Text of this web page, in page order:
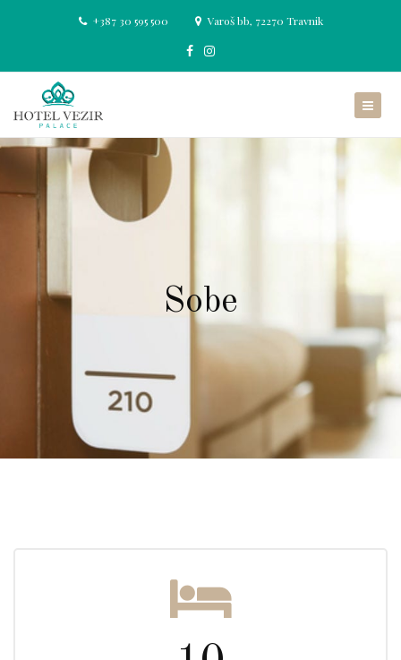
+387 30 595 500 Varoš bb, 72270 Travnik
Sobe